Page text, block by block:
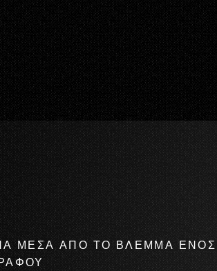
ΜΕΣΑ ΑΠΟ ΤΟ ΒΛΕΜΜΑ ΕΝΟΣ